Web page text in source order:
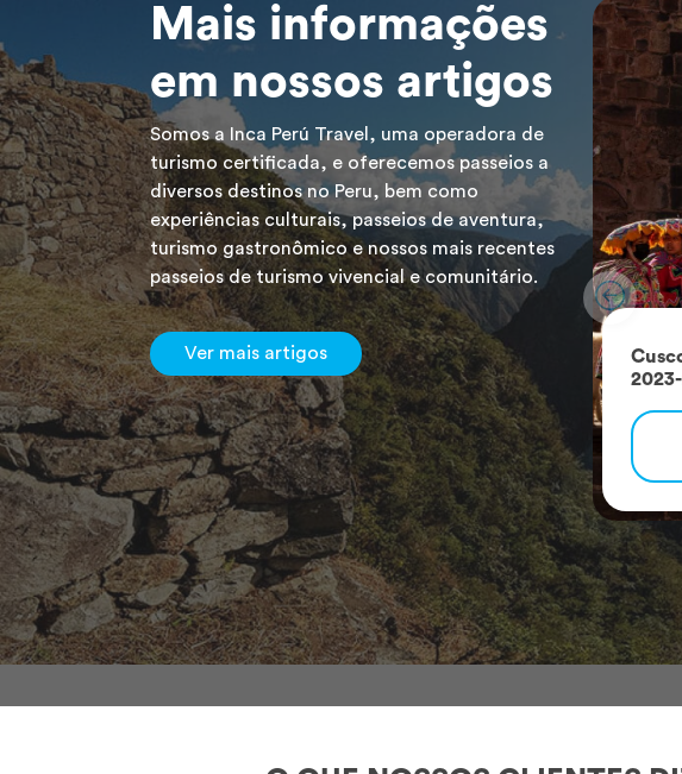
Mais informações
em nossos artigos
Somos a Inca Perú Travel, uma operadora de
turismo certificada, e oferecemos passeios a
diversos destinos no Peru, bem como
experiências culturais, passeios de aventura,
turismo gastronômico e nossos mais recentes
passeios de turismo vivencial e comunitário.
Ver mais artigos